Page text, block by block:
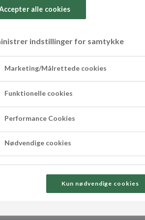
hit blant danskene. Her
både i deigen og i kremen
alle cookies
indstillinger for samtykke
Marketing/Målrettede cookies
Funktionelle cookies
Performance Cookies
Nødvendige cookies
Kun nødvendige cookies